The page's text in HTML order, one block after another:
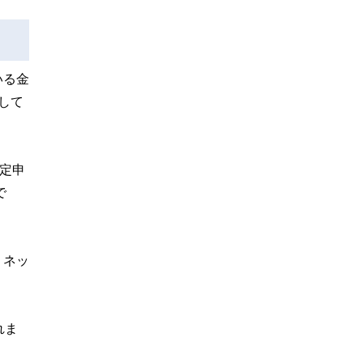
る金
て
申
ッ